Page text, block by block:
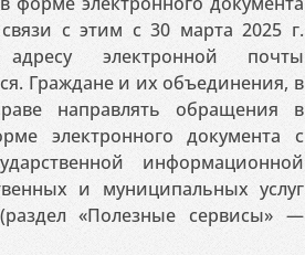
с этим с 30 марта 2025 г.
электронной почты
Граждане и их объединения, в
направлять обращения в
электронного документа с
информационной
и муниципальных услуг
«Полезные сервисы» —